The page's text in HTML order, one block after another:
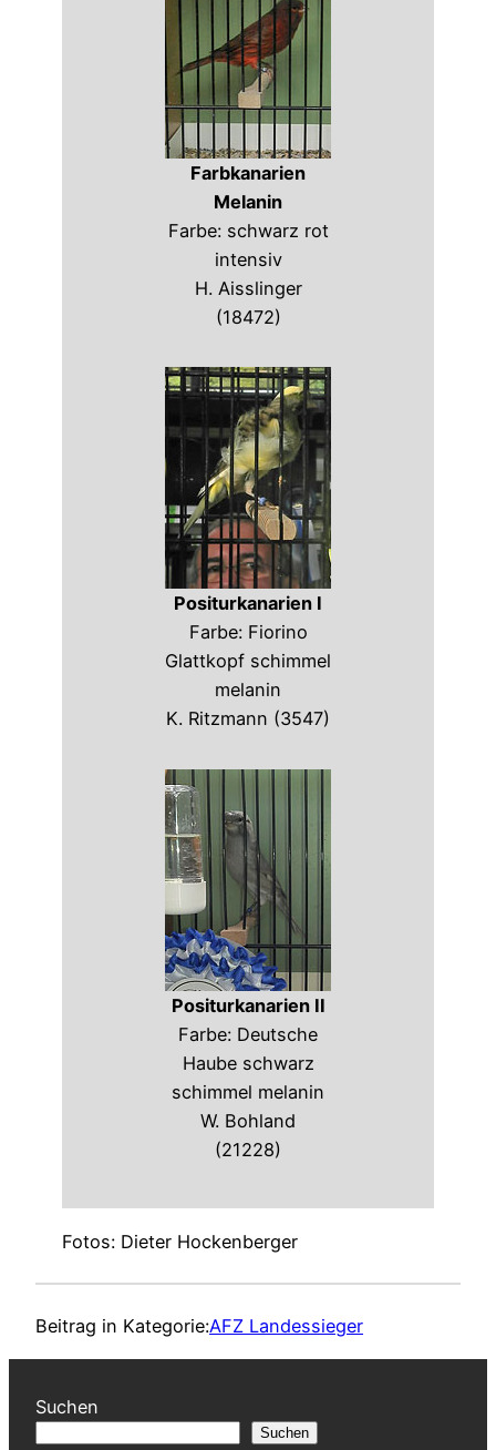
Farbkanarien
Melanin
Farbe: schwarz rot
intensiv
H. Aisslinger
(18472)
Positurkanarien I
Farbe: Fiorino
Glattkopf schimmel
melanin
K. Ritzmann (3547)
Positurkanarien II
Farbe: Deutsche
Haube schwarz
schimmel melanin
W. Bohland
(21228)
Fotos: Dieter Hockenberger
Beitrag in Kategorie:AFZ Landessieger
Suchen
Suchen